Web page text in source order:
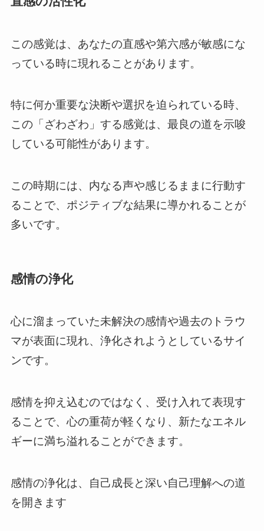
この感覚は、あなたの直感や第六感が敏感にな
っている時に現れることがあります。
特に何か重要な決断や選択を迫られている時、
この「ざわざわ」する感覚は、最良の道を示唆
している可能性があります。
この時期には、内なる声や感じるままに行動す
ることで、ポジティブな結果に導かれることが
多いです。
感情の浄化
心に溜まっていた未解決の感情や過去のトラウ
マが表面に現れ、浄化されようとしているサイ
ンです。
感情を抑え込むのではなく、受け入れて表現す
ることで、心の重荷が軽くなり、新たなエネル
ギーに満ち溢れることができます。
感情の浄化は、自己成長と深い自己理解への道
を開きます